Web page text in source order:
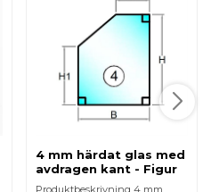
4 mm härdat glas med
avdragen kant - Figur
4
Produktbeskrivning 4 mm